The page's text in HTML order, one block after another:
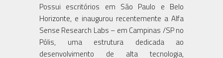
Possui escritórios em São Paulo e Belo
Horizonte, e inaugurou recentemente a Alfa
Sense Research Labs – em Campinas /SP no
Pólis, uma estrutura dedicada ao
desenvolvimento de alta tecnologia,